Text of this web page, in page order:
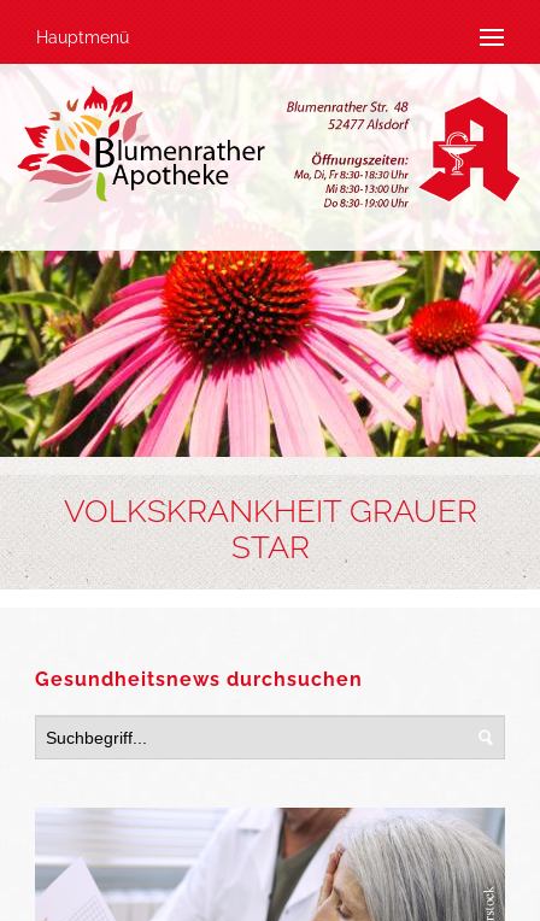
Hauptmenü
VOLKSKRANKHEIT GRAUER
STAR
Gesundheitsnews durchsuchen